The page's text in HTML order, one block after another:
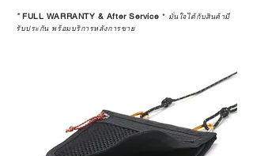
*FULL WARRANTY & After Service * มั่นใจได้กับสินค้ามี
รับประกัน พร้อมบริการหลังการขาย